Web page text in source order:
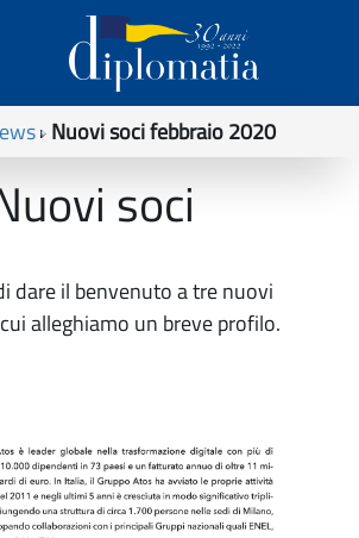
Nuovi soci febbraio 2020
soci
dare il benvenuto a tre nuovi
alleghiamo un breve profilo.